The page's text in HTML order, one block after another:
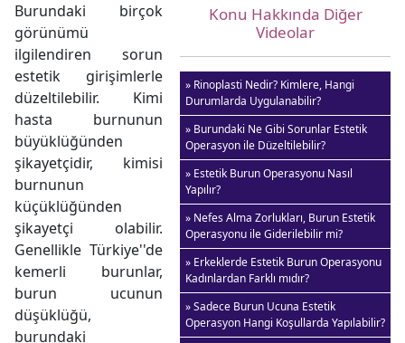
Burundaki birçok
görünümü
ilgilendiren sorun
estetik girişimlerle
düzeltilebilir. Kimi
hasta burnunun
büyüklüğünden
şikayetçidir, kimisi
burnunun
küçüklüğünden
şikayetçi olabilir.
Genellikle Türkiye''de
kemerli burunlar,
burun ucunun
düşüklüğü,
burundaki
Konu Hakkında Diğer
Videolar
» Rinoplasti Nedir? Kimlere, Hangi
Durumlarda Uygulanabilir?
» Burundaki Ne Gibi Sorunlar Estetik
Operasyon ile Düzeltilebilir?
» Estetik Burun Operasyonu Nasıl
Yapılır?
» Nefes Alma Zorlukları, Burun Estetik
Operasyonu ile Giderilebilir mi?
» Erkeklerde Estetik Burun Operasyonu
Kadınlardan Farklı mıdır?
» Sadece Burun Ucuna Estetik
Operasyon Hangi Koşullarda Yapılabilir?